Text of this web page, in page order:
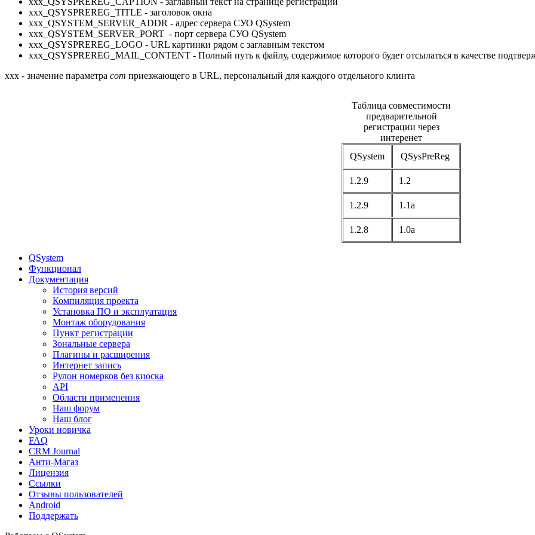
ххх_QSYSPREREG_TITLE - заголовок окна
ххх_QSYSTEM_SERVER_ADDR - адрес сервера СУО QSystem
ххх_QSYSTEM_SERVER_PORT - порт сервера СУО QSystem
ххх_QSYSPREREG_LOGO - URL картинки рядом с заглавным текстом
xxx_QSYSPREREG_MAIL_CONTENT - Полный путь к файлу, содержимое которого будет отсылаться в качестве
ххх - значение параметра com приезжающего в URL, персональный для каждого отдельного клинта
Таблица совместимости
предварительной
регистрации через
интеренет
QSystem
QSysPreReg
1.2.9 1.2
1.2.9 1.1a
1.2.8 1.0a
QSystem
Функционал
Документация
История версий
Компиляция проекта
Установка ПО и эксплуатация
Монтаж оборудования
Пункт регистрации
Зональные сервера
Плагины и расширения
Интернет запись
Рулон номерков без киоска
API
Области применения
Наш форум
Наш блог
Уроки новичка
FAQ
CRM Journal
Анти-Магаз
Лицензия
Ссылки
Отзывы пользователей
Android
Поддержать